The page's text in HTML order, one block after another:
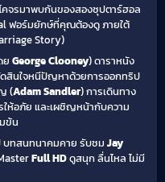
คจรมาพบกันของสองซุปตาร์ฮอล
ฟอร์มยักษ์ที่คุณต้องดู ภายใต้
Story)
ย George Clooney) ดาราหนัง
สินใจหนีปัญหาด้วยการออกทริป
(Adam Sandler) การเดินทาง
ให้อภัย และเผชิญหน้ากับความ
ข้น
บทสนทนาคมคาย รับชม Jay
Full HDดูสนุก ลื่นไหล ไม่มี